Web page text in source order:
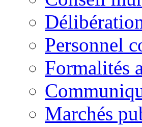
Personnel
Formalités
Marchés